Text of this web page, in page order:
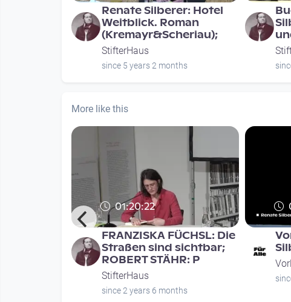
Renate Silberer: Hotel
Weitblick. Roman
(Kremayr&Scheriau);
StifterHaus
since 5 years 2 months
More like this
01:20:22
FRANZISKA FÜCHSL: Die
Straßen sind sichtbar;
ROBERT STÄHR: P
StifterHaus
since 2 years 6 months